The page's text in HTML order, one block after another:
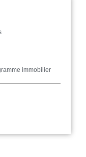
immobilier